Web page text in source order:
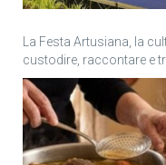
La Festa Artusiana, la
custodire, raccontare e